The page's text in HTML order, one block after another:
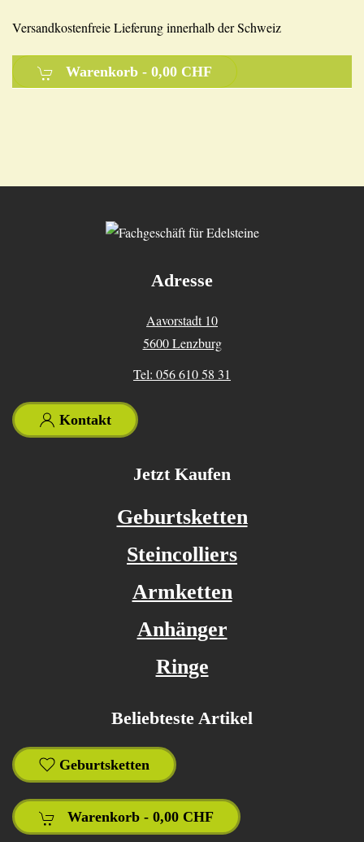
Versandkostenfreie Lieferung innerhalb der Schweiz
Warenkorb - 0,00 CHF
Adresse
Aavorstadt 10
5600 Lenzburg
Tel: 056 610 58 31
Kontakt
Jetzt Kaufen
Geburtsketten
Steincolliers
Armketten
Anhänger
Ringe
Beliebteste Artikel
Geburtsketten
Warenkorb - 0,00 CHF